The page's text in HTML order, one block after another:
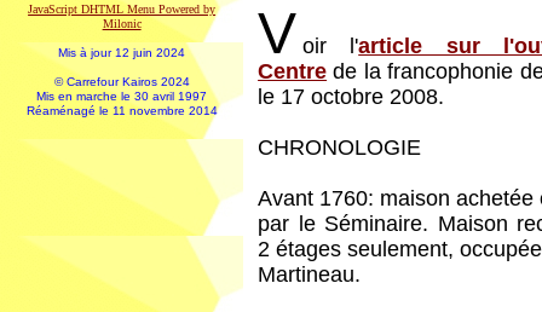
JavaScript DHTML Menu Powered by
Milonic
Mis à jour 12 juin 2024
© Carrefour Kairos 2024
Mis en marche le 30 avril 1997
Réaménagé le 11 novembre 2014
V oir l'article sur
Centre de la francophonie
le 17 octobre 2008.
CHRONOLOGIE
Avant 1760: maison achetée
par le Séminaire. Maison
2 étages seulement,
Martineau.